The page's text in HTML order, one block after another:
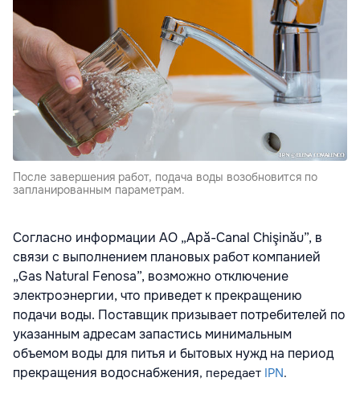
После завершения работ, подача воды возобновится по
запланированным параметрам.
Согласно информации АО „Apă-Canal Chişinău”, в
связи с выполнением плановых работ компанией
„Gas Natural Fenosa”, возможно отключение
электроэнергии, что приведет к прекращению
подачи воды. Поставщик призывает потребителей по
указанным адресам запастись минимальным
объемом воды для питья и бытовых нужд на период
прекращения водоснабжения, передает IPN.